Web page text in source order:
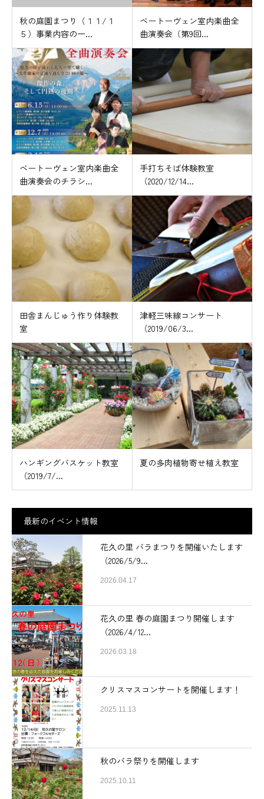
秋の庭園まつり（１１/１
５）事業内容の一...
ベートーヴェン室内楽曲全
曲演奏会（第9回...
ベートーヴェン室内楽曲全
曲演奏会のチラシ...
手打ちそば体験教室
（2020/12/14...
田舎まんじゅう作り体験教
室
津軽三味線コンサート
（2019/06/3...
ハンギングバスケット教室
（2019/7/...
夏の多肉植物寄せ植え教室
最新のイベント情報
花久の里 バラまつりを開催いたします
（2026/5/9...
2026.04.17
花久の里 春の庭園まつり開催します
（2026/4/12...
2026.03.18
クリスマスコンサートを開催します！
2025.11.13
秋のバラ祭りを開催します
2025.10.11